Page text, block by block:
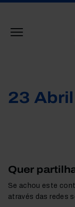
23
Quer
Se achou este
através das redes